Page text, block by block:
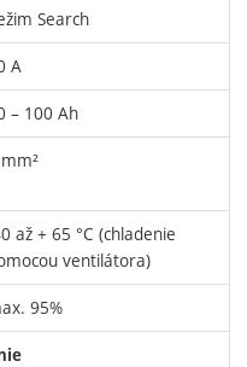
Search
A
– 100 Ah
až + 65 °C (chladenie
ventilátora)
95%